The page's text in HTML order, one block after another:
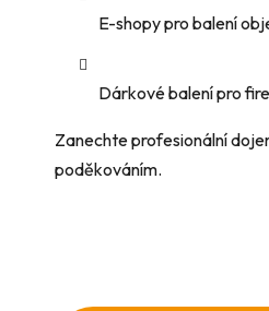
E-shopy pro balení
Dárkové balení pro
Zanechte profesionální
poděkováním.